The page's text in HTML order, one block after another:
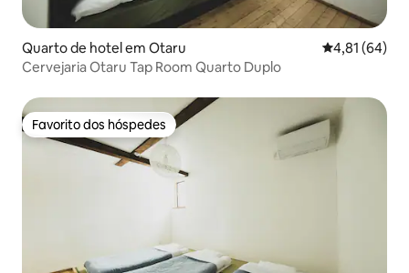
Quarto de hotel em Otaru Classificação
4,81 (64)
Cervejaria Otaru Tap Room Quarto Duplo
Favorito dos hóspedes
Favorito dos hóspedes